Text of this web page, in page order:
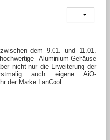
dem 9.01. und 11.01.
Aluminium-Gehäuse
nicht nur die Erweiterung der
auch eigene AiO-
der Marke LanCool.